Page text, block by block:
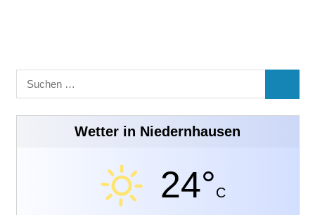
Suchen
nach:
Wetter in Niedernhausen
24°C